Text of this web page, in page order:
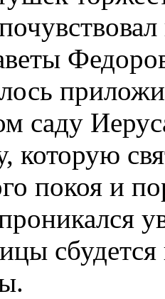
саду
которую
покоя и